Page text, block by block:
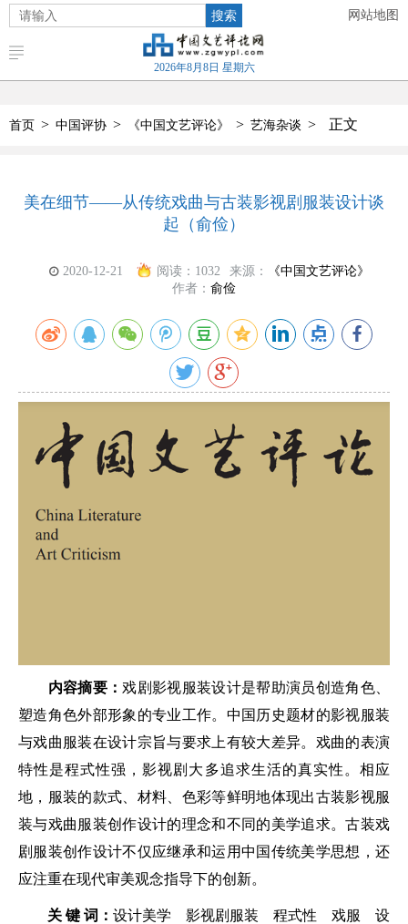
搜索 网站地图
2026年8月8日 星期六
首页 > 中国评协 > 《中国文艺评论》 > 艺海杂谈 > 正文
美在细节——从传统戏曲与古装影视剧服装设计谈
起（俞俭）
2020-12-21 阅读： 1032 来源：
《中国文艺评论》
作者： 俞俭
内容摘要： 戏剧影视服装设计是帮助演员创造角色、
塑造角色外部形象的专业工作。中国历史题材的影视服装
与戏曲服装在设计宗旨与要求上有较大差异。戏曲的表演
特性是程式性强，影视剧大多追求生活的真实性。相应
地，服装的款式、材料、色彩等鲜明地体现出古装影视服
装与戏曲服装创作设计的理念和不同的美学追求。古装戏
剧服装创作设计不仅应继承和运用中国传统美学思想，还
应注重在现代审美观念指导下的创新。
关 键 词： 设计美学 影视剧服装 程式性 戏服 设